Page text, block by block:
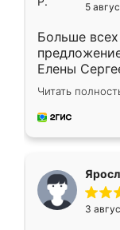
5
Больше
Елены
короткие
для замера
предложил
Читать
3